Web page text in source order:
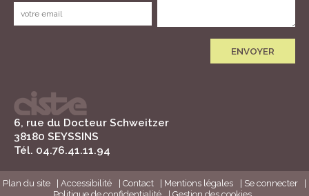
6, rue du Docteur Schweitzer
38180 SEYSSINS
Tél. 04.76.41.11.94
Plan du site Accessibilité Contact Mentions légales
Se connecter